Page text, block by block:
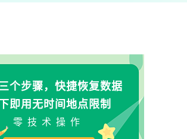
个步骤，快捷恢复数据
即用无时间地点限制
零技术操作